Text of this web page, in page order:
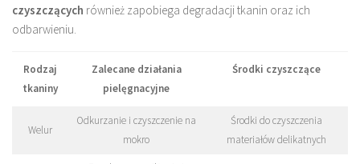
czyszczących również zapobiega degradacji tkanin oraz ich
odbarwieniu.
Rodzaj
tkaniny
Zalecane działania
pielęgnacyjne
Środki czyszczące
Welur
Odkurzanie i czyszczenie na
mokro
Środki do czyszczenia
materiałów delikatnych